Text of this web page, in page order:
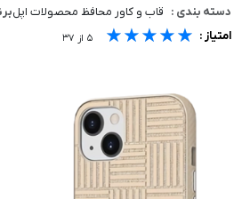
آیپد
ایرپاد
اپل واچ
دسته بندی : قاب و کاور محافظ محصولات اپل
امتیاز : ★★★★★
★★★★★
★★★★★ ۵ از ۳۷